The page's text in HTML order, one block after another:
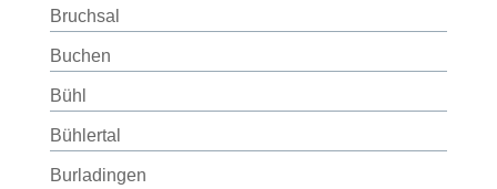
Bruchsal
Buchen
Bühl
Bühlertal
Burladingen